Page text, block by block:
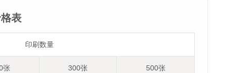
表
印刷数量
张 300张 500张